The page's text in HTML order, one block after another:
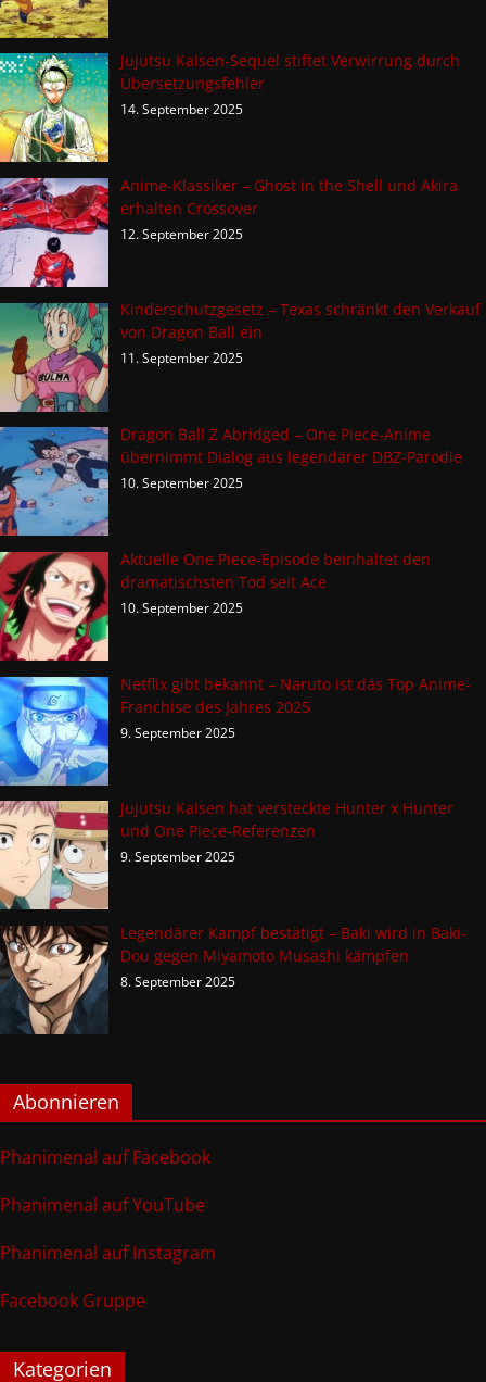
Jujutsu Kaisen-Sequel stiftet Verwirrung durch
Übersetzungsfehler
14. September 2025
Anime-Klassiker – Ghost in the Shell und Akira
erhalten Crossover
12. September 2025
Kinderschutzgesetz – Texas schränkt den Verkauf
von Dragon Ball ein
11. September 2025
Dragon Ball Z Abridged – One Piece-Anime
übernimmt Dialog aus legendärer DBZ-Parodie
10. September 2025
Aktuelle One Piece-Episode beinhaltet den
dramatischsten Tod seit Ace
10. September 2025
Netflix gibt bekannt – Naruto ist das Top Anime-
Franchise des Jahres 2025
9. September 2025
Jujutsu Kaisen hat versteckte Hunter x Hunter
und One Piece-Referenzen
9. September 2025
Legendärer Kampf bestätigt – Baki wird in Baki-
Dou gegen Miyamoto Musashi kämpfen
8. September 2025
Abonnieren
Phanimenal auf Facebook
Phanimenal auf YouTube
Phanimenal auf Instagram
Facebook Gruppe
Kategorien